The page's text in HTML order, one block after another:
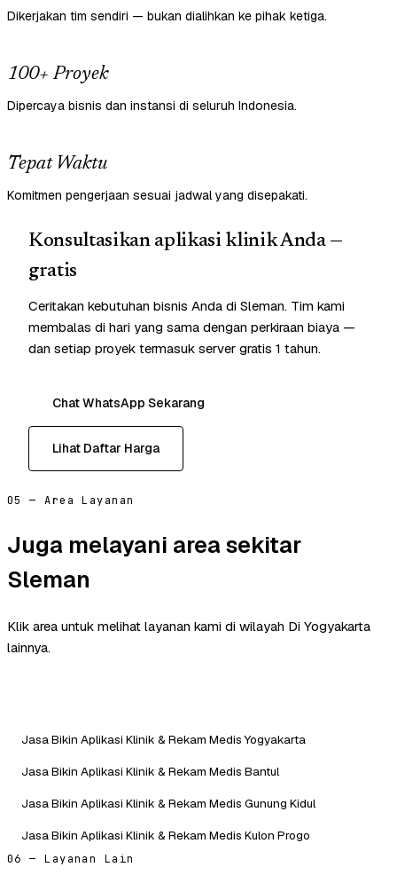
Dikerjakan tim sendiri — bukan dialihkan ke pihak ketiga.
100+ Proyek
Dipercaya bisnis dan instansi di seluruh Indonesia.
Tepat Waktu
Komitmen pengerjaan sesuai jadwal yang disepakati.
Konsultasikan aplikasi klinik Anda —
gratis
Ceritakan kebutuhan bisnis Anda di Sleman. Tim kami
membalas di hari yang sama dengan perkiraan biaya —
dan setiap proyek termasuk server gratis 1 tahun.
Chat WhatsApp Sekarang
Lihat Daftar Harga
05 — Area Layanan
Juga melayani area sekitar
Sleman
Klik area untuk melihat layanan kami di wilayah Di Yogyakarta
lainnya.
Jasa Bikin Aplikasi Klinik & Rekam Medis Yogyakarta
Jasa Bikin Aplikasi Klinik & Rekam Medis Bantul
Jasa Bikin Aplikasi Klinik & Rekam Medis Gunung Kidul
Jasa Bikin Aplikasi Klinik & Rekam Medis Kulon Progo
06 — Layanan Lain